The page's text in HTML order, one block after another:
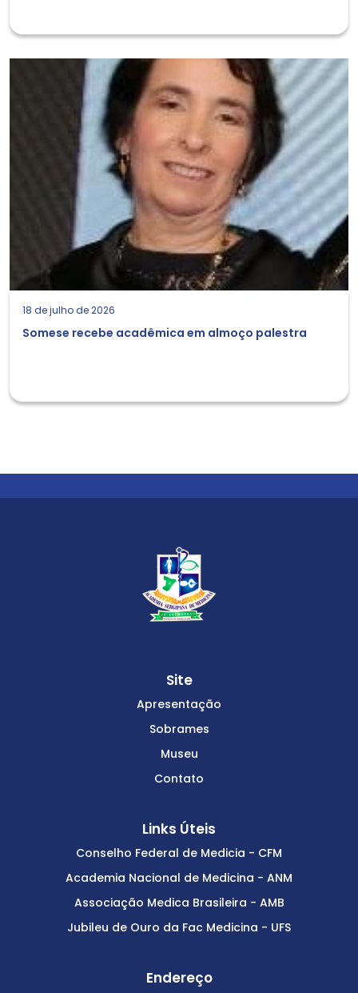
18 de julho de 2026
Somese recebe acadêmica em almoço palestra
Site
Apresentação
Sobrames
Museu
Contato
Links Úteis
Conselho Federal de Medicia - CFM
Academia Nacional de Medicina - ANM
Associação Medica Brasileira - AMB
Jubileu de Ouro da Fac Medicina - UFS
Endereço